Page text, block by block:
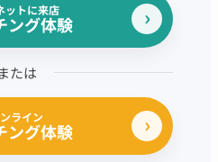
ットに来店
ング体験
たは
ライン
ング体験